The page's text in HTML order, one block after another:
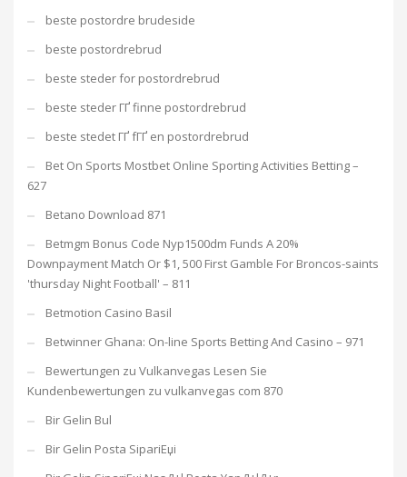
beste postordre brudeside
beste postordrebrud
beste steder for postordrebrud
beste steder ГҐ finne postordrebrud
beste stedet ГҐ fГҐ en postordrebrud
Bet On Sports Mostbet Online Sporting Activities Betting –
627
Betano Download 871
Betmgm Bonus Code Nyp1500dm Funds A 20%
Downpayment Match Or $1, 500 First Gamble For Broncos-saints
'thursday Night Football' – 811
Betmotion Casino Basil
Betwinner Ghana: On-line Sports Betting And Casino – 971
Bewertungen zu Vulkanvegas Lesen Sie
Kundenbewertungen zu vulkanvegas com 870
Bir Gelin Bul
Bir Gelin Posta SipariЕџi